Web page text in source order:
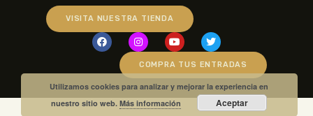
VISITA NUESTRA TIENDA
COMPRA TUS ENTRADAS
Utilizamos cookies para analizar y mejorar la experiencia en
nuestro sitio web.Más información Aceptar